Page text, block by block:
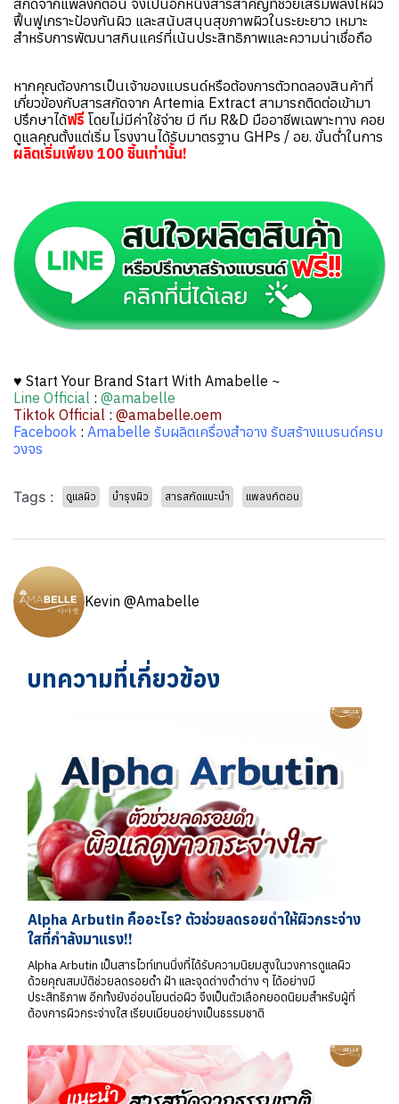
สกัดจากแพลงก์ตอน จึงเป็นอีกหนึ่งสารสำคัญที่ช่วยเสริมพลังให้ผิว
ฟื้นฟูเกราะป้องกันผิว และสนับสนุนสุขภาพผิวในระยะยาว เหมาะ
สำหรับการพัฒนาสกินแคร์ที่เน้นประสิทธิภาพและความน่าเชื่อถือ
หากคุณต้องการเป็นเจ้าของแบรนด์หรือต้องการตัวทดลองสินค้าที่
เกี่ยวข้องกับสารสกัดจาก Artemia Extract สามารถติดต่อเข้ามา
ปรึกษาได้ฟรี โดยไม่มีค่าใช้จ่าย มี ทีม R&D มืออาชีพเฉพาะทาง คอย
ดูแลคุณตั้งแต่เริ่ม โรงงานได้รับมาตรฐาน GHPs / อย. ขั้นต่ำในการ
ผลิตเริ่มเพียง 100 ชิ้นเท่านั้น!
♥ Start Your Brand Start With Amabelle ~
Line Official : @amabelle
Tiktok Official : @amabelle.oem
Facebook : Amabelle รับผลิตเครื่องสำอาง รับสร้างแบรนด์ครบ
วงจร
Tags : ดูแลผิว บำรุงผิว สารสกัดแนะนำ แพลงก์ตอน
Kevin @Amabelle
บทความที่เกี่ยวข้อง
Alpha Arbutin คืออะไร? ตัวช่วยลดรอยดำให้ผิวกระจ่าง
ใสที่กำลังมาแรง!!
Alpha Arbutin เป็นสารไวท์เทนนิ่งที่ได้รับความนิยมสูงในวงการดูแลผิว
ด้วยคุณสมบัติช่วยลดรอยดำ ฝ้า และจุดด่างดำต่าง ๆ ได้อย่างมี
ประสิทธิภาพ อีกทั้งยังอ่อนโยนต่อผิว จึงเป็นตัวเลือกยอดนิยมสำหรับผู้ที่
ต้องการผิวกระจ่างใส เรียบเนียนอย่างเป็นธรรมชาติ